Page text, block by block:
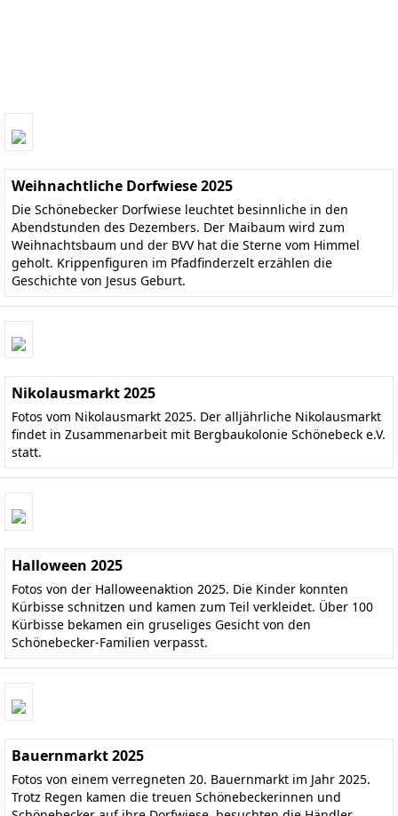
Weihnachtliche Dorfwiese 2025
Die Schönebecker Dorfwiese leuchtet besinnliche in den
Abendstunden des Dezembers. Der Maibaum wird zum
Weihnachtsbaum und der BVV hat die Sterne vom Himmel
geholt. Krippenfiguren im Pfadfinderzelt erzählen die
Geschichte von Jesus Geburt.
Nikolausmarkt 2025
Fotos vom Nikolausmarkt 2025. Der alljährliche Nikolausmarkt
findet in Zusammenarbeit mit Bergbaukolonie Schönebeck e.V.
statt.
Halloween 2025
Fotos von der Halloweenaktion 2025. Die Kinder konnten
Kürbisse schnitzen und kamen zum Teil verkleidet. Über 100
Kürbisse bekamen ein gruseliges Gesicht von den
Schönebecker-Familien verpasst.
Bauernmarkt 2025
Fotos von einem verregneten 20. Bauernmarkt im Jahr 2025.
Trotz Regen kamen die treuen Schönebeckerinnen und